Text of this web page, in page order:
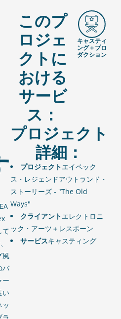
て
風
バ
ー
い
このプ
ロジェ
クトに
おける
サービ
ス：
キャスティ
ング＋プロ
ダクション
プロジェクト
詳細：
プロジェクトエイペック
ス・レジェンドアウトランド・
ストーリーズ - "The Old
Ways"
クライアントエレクトロニ
ック・アーツ＋レスポーン
サービスキャスティング